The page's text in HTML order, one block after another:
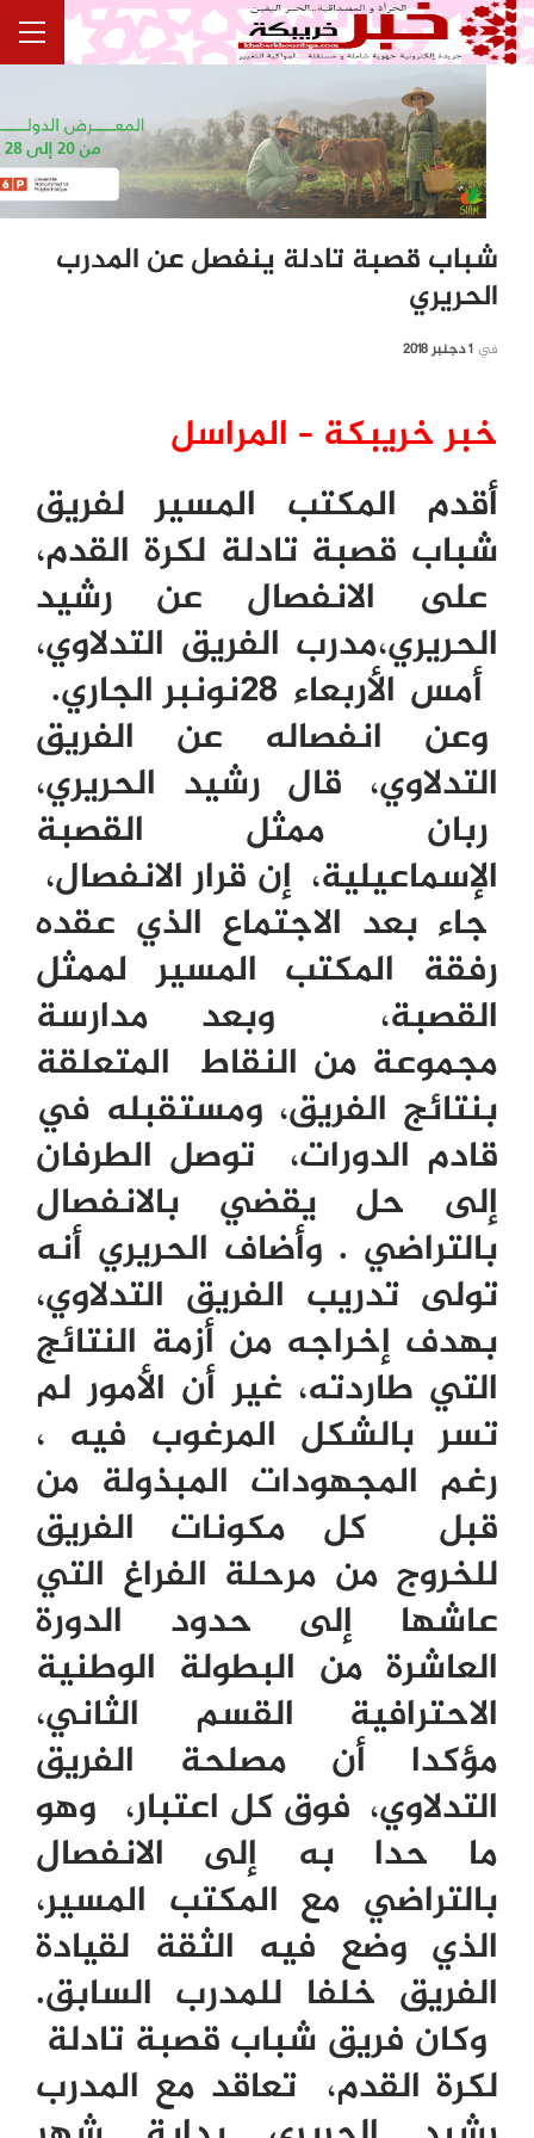
شباب قصبة تادلة ينفصل عن المدرب
الحريري
في 1 دجنبر 2018
خبر خريبكة – المراسل
أقدم المكتب المسير لفريق
شباب قصبة تادلة لكرة القدم،
على الانفصال عن رشيد
الحريري،مدرب الفريق التدلاوي،
أمس الأربعاء 28نونبر الجاري.
وعن انفصاله عن الفريق
التدلاوي، قال رشيد الحريري،
ربان ممثل القصبة
الإسماعيلية، إن قرار الانفصال،
جاء بعد الاجتماع الذي عقده
رفقة المكتب المسير لممثل
القصبة، وبعد مدارسة
مجموعة من النقاط المتعلقة
بنتائج الفريق، ومستقبله في
قادم الدورات، توصل الطرفان
إلى حل يقضي بالانفصال
بالتراضي . وأضاف الحريري أنه
تولى تدريب الفريق التدلاوي،
بهدف إخراجه من أزمة النتائج
التي طاردته، غير أن الأمور لم
تسر بالشكل المرغوب فيه ،
رغم المجهودات المبذولة من
قبل كل مكونات الفريق
للخروج من مرحلة الفراغ التي
عاشها إلى حدود الدورة
العاشرة من البطولة الوطنية
الاحترافية القسم الثاني،
مؤكدا أن مصلحة الفريق
التدلاوي، فوق كل اعتبار، وهو
ما حدا به إلى الانفصال
بالتراضي مع المكتب المسير،
الذي وضع فيه الثقة لقيادة
الفريق خلفا للمدرب السابق.
وكان فريق شباب قصبة تادلة
لكرة القدم، تعاقد مع المدرب